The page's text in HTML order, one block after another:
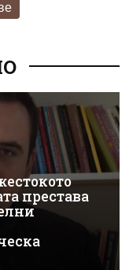
престава